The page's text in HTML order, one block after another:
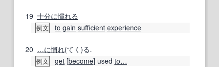
19 十分に慣れる
例文 to gain sufficient experience
20 …に慣れ(てく)る.
例文 get [become] used to…